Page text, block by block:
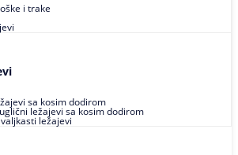
i trake
sa kosim dodirom
ležajevi sa kosim dodirom
ležajevi